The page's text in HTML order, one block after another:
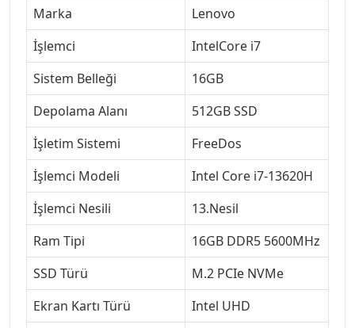
Marka
Lenovo
İşlemci
IntelCore i7
Sistem Belleği
16GB
Depolama Alanı
512GB SSD
İşletim Sistemi
FreeDos
İşlemci Modeli
Intel Core i7-13620H
İşlemci Nesili
13.Nesil
Ram Tipi
16GB DDR5 5600MHz
SSD Türü
M.2 PCIe NVMe
Ekran Kartı Türü
Intel UHD